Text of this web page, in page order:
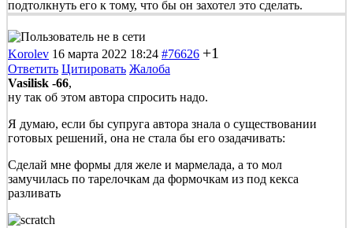
подтолкнуть его к тому, что бы он захотел это сделать.
Korolev 16 марта 2022 18:24 #76626 +1
Ответить Цитировать Жалоба
Vasilisk -66,
ну так об этом автора спросить надо.
Я думаю, если бы супруга автора знала о существовании
готовых решений, она не стала бы его озадачивать:
Сделай мне формы для желе и мармелада, а то мол
замучилась по тарелочкам да формочкам из под кекса
разливать